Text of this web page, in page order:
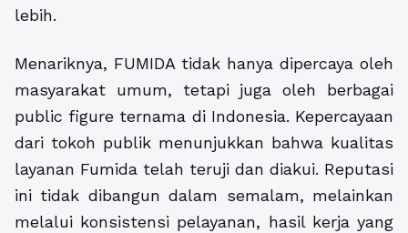
lebih.
Menariknya, FUMIDA tidak hanya dipercaya oleh
masyarakat umum, tetapi juga oleh berbagai
public figure ternama di Indonesia. Kepercayaan
dari tokoh publik menunjukkan bahwa kualitas
layanan Fumida telah teruji dan diakui. Reputasi
ini tidak dibangun dalam semalam, melainkan
melalui konsistensi pelayanan, hasil kerja yang